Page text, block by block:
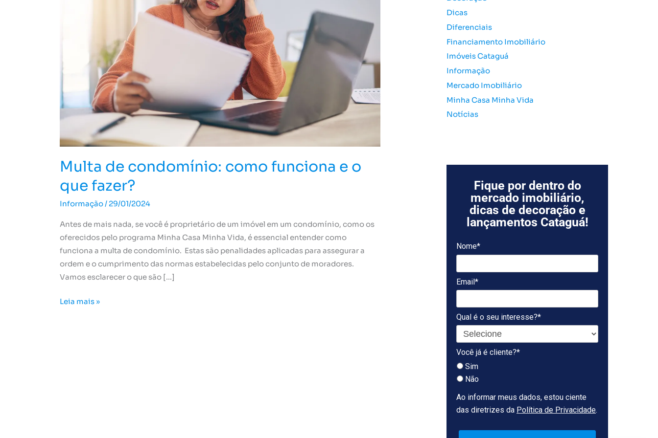
Multa de condomínio: como funciona e o
que fazer?
Informação/ 29/01/2024
Antes de mais nada, se você é proprietário de um imóvel em um condomínio, como os
oferecidos pelo programa Minha Casa Minha Vida, é essencial entender como
funciona a multa de condomínio. Estas são penalidades aplicadas para assegurar a
ordem e o cumprimento das normas estabelecidas pelo conjunto de moradores.
Vamos esclarecer o que são […]
Leia mais »
o
r
Dicas
Diferenciais
Financiamento Imobiliário
Imóveis Cataguá
Informação
Mercado Imobiliário
Minha Casa Minha Vida
Notícias
Fique por dentro do
mercado imobiliário,
dicas de decoração e
lançamentos Cataguá!
Nome*
Email*
Qual é o seu interesse?*
Você já é cliente?*
Sim
Não
Ao informar meus dados, estou ciente
das diretrizes da Política de Privacidade.